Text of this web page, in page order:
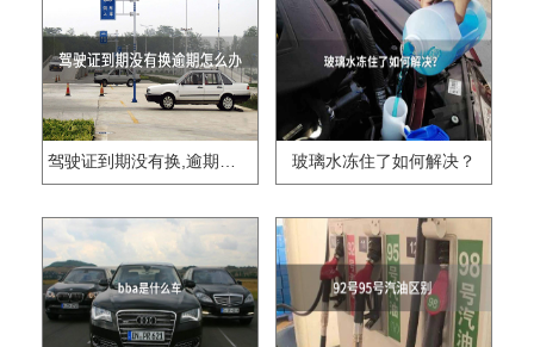
驾驶证到期没有换,逾期怎么办?? 玻璃水冻住了如何解决？